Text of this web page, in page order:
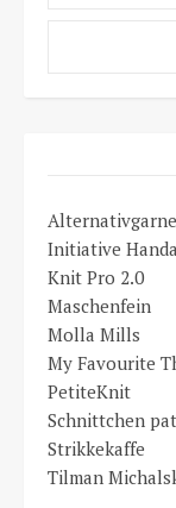
Alternativgarne
Initiative
Knit Pro 2.0
Maschenfein
Molla Mills
My Favourite
PetiteKnit
Schnittchen
Strikkekaffe
Tilman